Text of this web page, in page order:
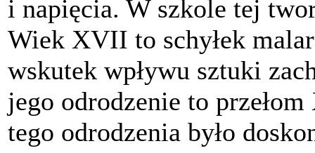
i napięcia. W szkole tej
Wiek XVII to schyłek
wskutek wpływu sztuki
jego odrodzenie to
tego odrodzenia było